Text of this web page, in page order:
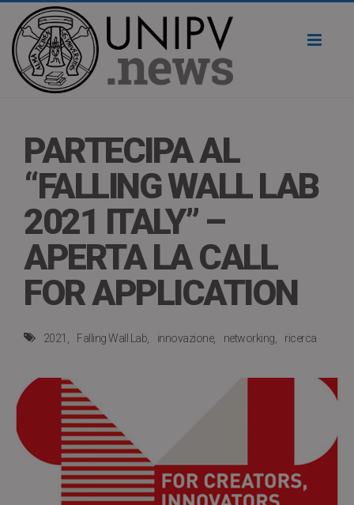
PARTECIPA AL
“FALLING WALL LAB
2021 ITALY” –
APERTA LA CALL
FOR APPLICATION
2021 Falling Wall Lab innovazione networking ricerca